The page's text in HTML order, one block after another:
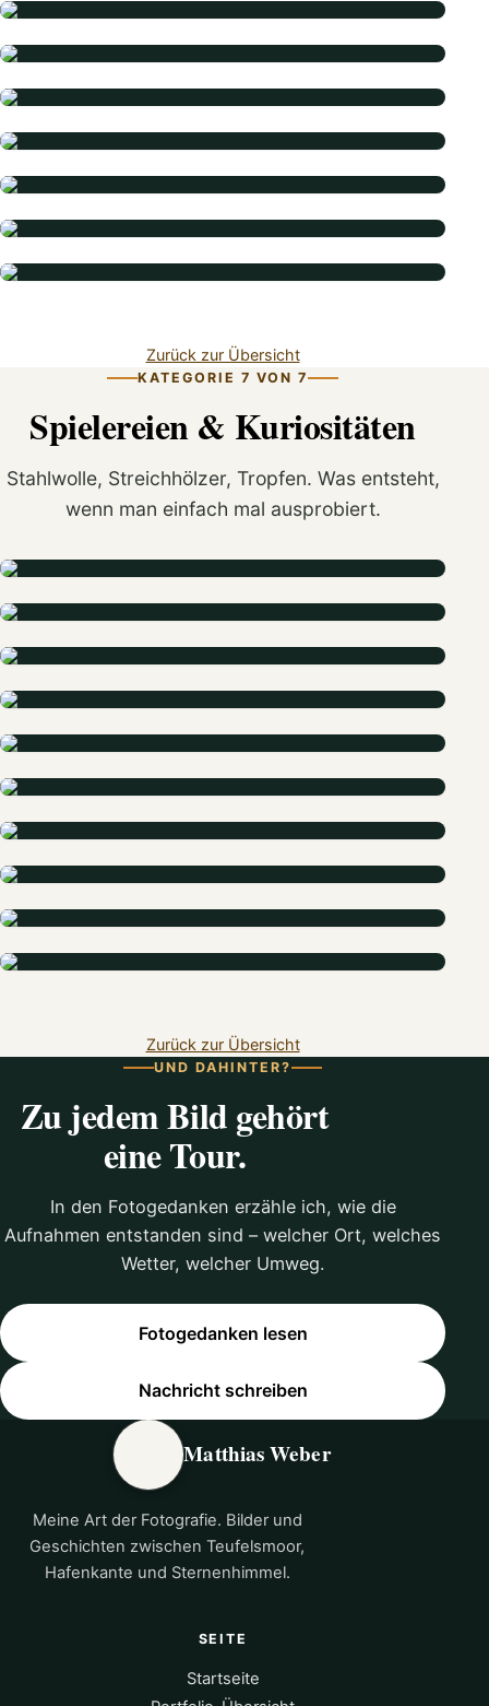
Zurück zur Übersicht
KATEGORIE 7 VON 7
Spielereien & Kuriositäten
Stahlwolle, Streichhölzer, Tropfen. Was entsteht,
wenn man einfach mal ausprobiert.
Zurück zur Übersicht
UND DAHINTER?
Zu jedem Bild gehört
eine Tour.
In den Fotogedanken erzähle ich, wie die
Aufnahmen entstanden sind – welcher Ort, welches
Wetter, welcher Umweg.
Fotogedanken lesen
Nachricht schreiben
Matthias Weber
Meine Art der Fotografie. Bilder und
Geschichten zwischen Teufelsmoor,
Hafenkante und Sternenhimmel.
SEITE
Startseite